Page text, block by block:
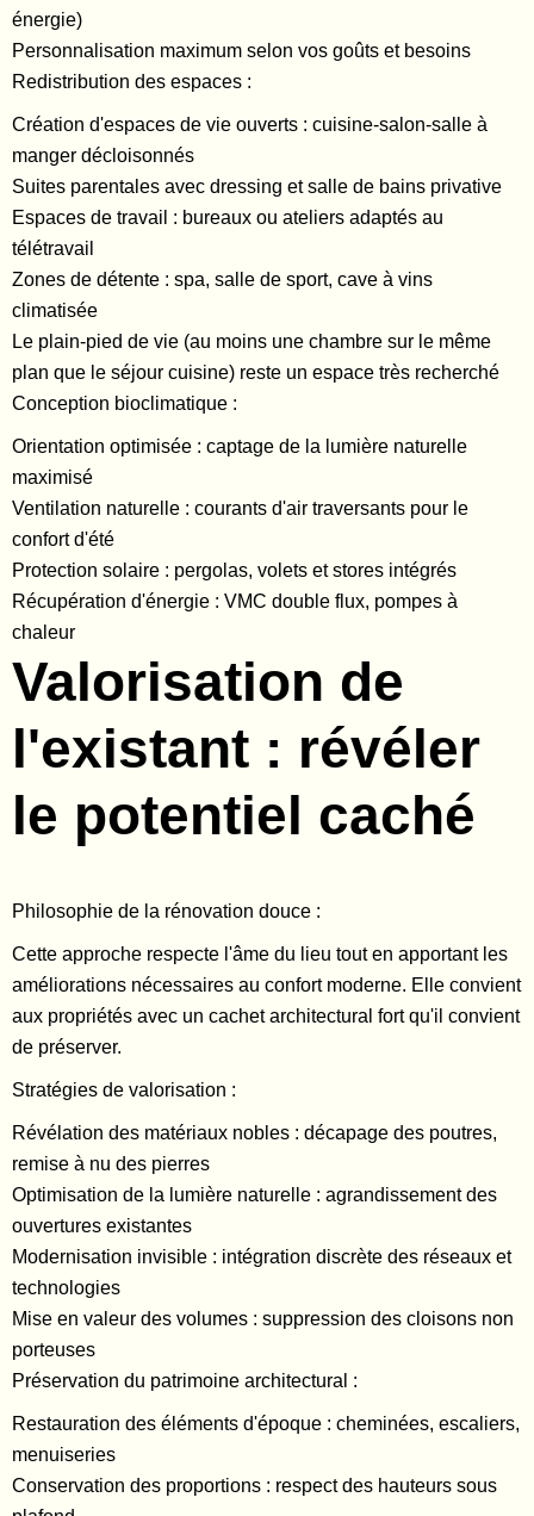
énergie)
Personnalisation maximum selon vos goûts et besoins
Redistribution des espaces :
Création d'espaces de vie ouverts : cuisine-salon-salle à
manger décloisonnés
Suites parentales avec dressing et salle de bains privative
Espaces de travail : bureaux ou ateliers adaptés au
télétravail
Zones de détente : spa, salle de sport, cave à vins
climatisée
Le plain-pied de vie (au moins une chambre sur le même
plan que le séjour cuisine) reste un espace très recherché
Conception bioclimatique :
Orientation optimisée : captage de la lumière naturelle
maximisé
Ventilation naturelle : courants d'air traversants pour le
confort d'été
Protection solaire : pergolas, volets et stores intégrés
Récupération d'énergie : VMC double flux, pompes à
chaleur
Valorisation de
l'existant : révéler
le potentiel caché
Philosophie de la rénovation douce :
Cette approche respecte l'âme du lieu tout en apportant les
améliorations nécessaires au confort moderne. Elle convient
aux propriétés avec un cachet architectural fort qu'il convient
de préserver.
Stratégies de valorisation :
Révélation des matériaux nobles : décapage des poutres,
remise à nu des pierres
Optimisation de la lumière naturelle : agrandissement des
ouvertures existantes
Modernisation invisible : intégration discrète des réseaux et
technologies
Mise en valeur des volumes : suppression des cloisons non
porteuses
Préservation du patrimoine architectural :
Restauration des éléments d'époque : cheminées, escaliers,
menuiseries
Conservation des proportions : respect des hauteurs sous